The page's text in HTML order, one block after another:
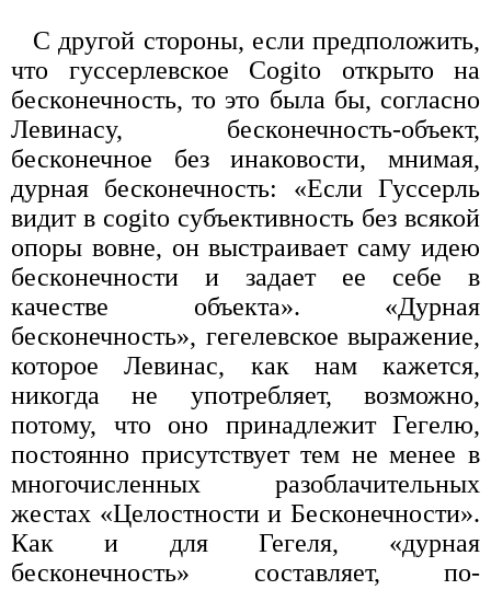
С другой стороны, если предположить,
что гуссерлевское Cogito открыто на
бесконечность, то это была бы, согласно
Левинасу, беско­нечность-объект,
бесконечное без инаковости, мнимая,
дурная беско­нечность: «Если Гуссерль
видит в cogito субъективность без всякой
опоры вовне, он выстраивает саму идею
бесконечности и задает ее себе в
качестве объекта». «Дурная
бесконечность», гегелевское выра­жение,
которое Левинас, как нам кажется,
никогда не употребляет, возможно,
потому, что оно принадлежит Гегелю,
постоянно присут­ствует тем не менее в
многочисленных разоблачительных
жестах «Це­лостности и Бесконечности».
Как и для Гегеля, «дурная
бесконечность» составляет, по-